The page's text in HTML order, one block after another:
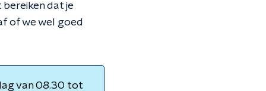
dat je
of we wel goed
van 08.30 tot